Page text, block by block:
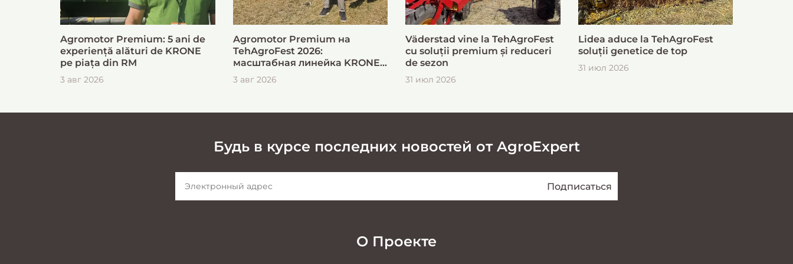
Agromotor Premium: 5 ani de
experiență alături de KRONE
pe piața din RM
3 авг 2026
Agromotor Premium на
TehAgroFest 2026:
масштабная линейка KRONE
для быстрой и эффективной
заготовки кормов
3 авг 2026
Väderstad vine la TehAgroFest
cu soluții premium și reduceri
de sezon
31 июл 2026
Lidea aduce la TehAgroFest
soluții genetice de top
31 июл 2026
Будь в курсе последних новостей от AgroExpert
О Проекте